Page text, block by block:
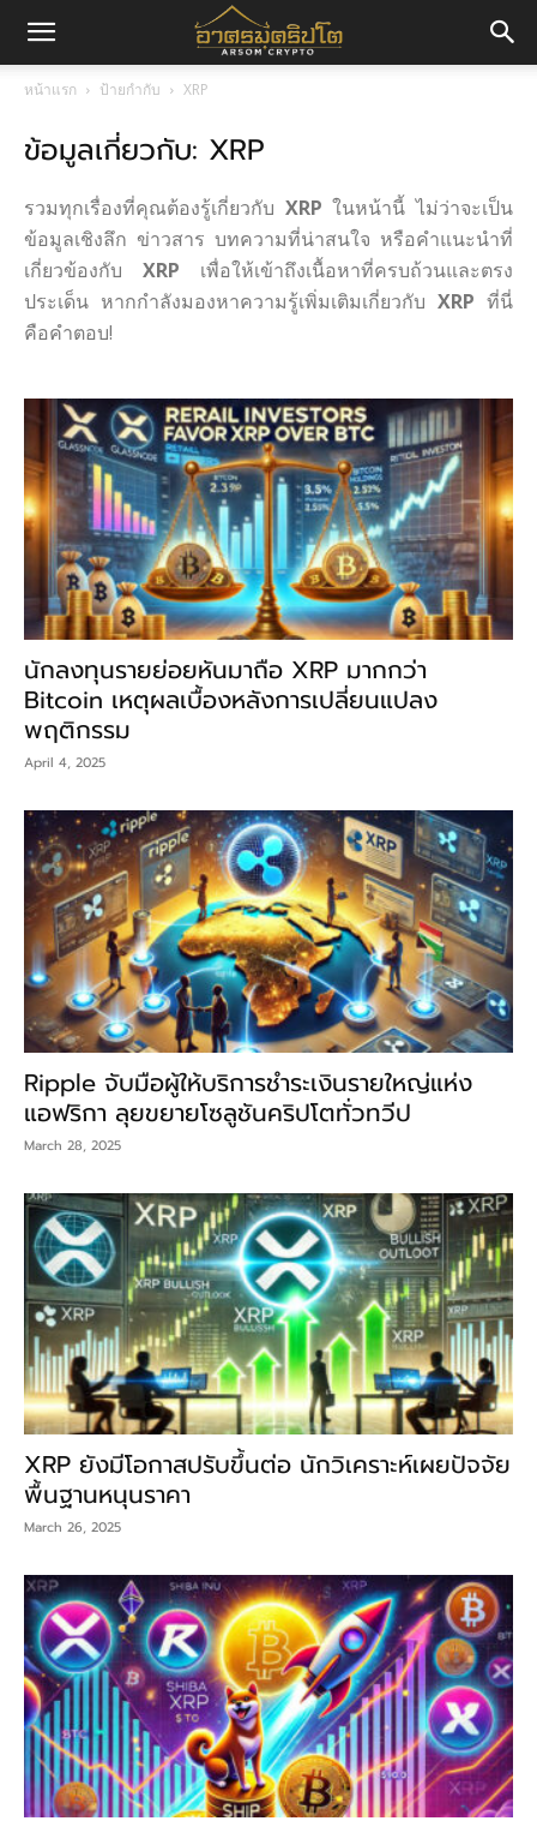
มค
ปโต
หน้าแรก ป้ายกำกับ XRP
ข้อมูลเกี่ยวกับ: XRP
รวมทุกเรื่องที่คุณต้องรู้เกี่ยวกับ XRP ในหน้านี้ ไม่ว่าจะเป็น
ข้อมูลเชิงลึก ข่าวสาร บทความที่น่าสนใจ หรือคำแนะนำที่
เกี่ยวข้องกับ XRP เพื่อให้เข้าถึงเนื้อหาที่ครบถ้วนและตรง
ประเด็น หากกำลังมองหาความรู้เพิ่มเติมเกี่ยวกับ XRP ที่นี่
คือคำตอบ!
นักลงทุนรายย่อยหันมาถือ XRP มากกว่า
Bitcoin เหตุผลเบื้องหลังการเปลี่ยนแปลง
พฤติกรรม
April 4, 2025
Ripple จับมือผู้ให้บริการชำระเงินรายใหญ่แห่ง
แอฟริกา ลุยขยายโซลูชันคริปโตทั่วทวีป
March 28, 2025
XRP ยังมีโอกาสปรับขึ้นต่อ นักวิเคราะห์เผยปัจจัย
พื้นฐานหนุนราคา
March 26, 2025